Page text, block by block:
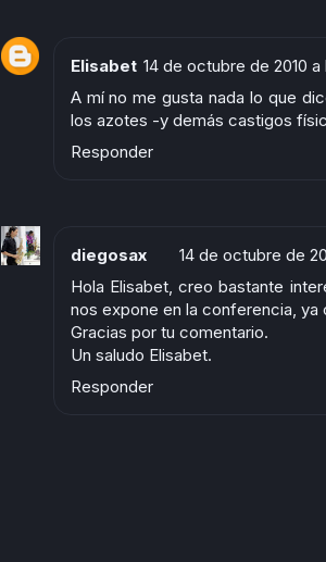
k
t
Elisabet 14 de octubre de 2010 a
A mí no me gusta nada lo que
los azotes -y demás castigos
Responder
diegosax
14 de octubre de
Hola Elisabet, creo bastante
nos expone en la conferencia, ya
Gracias por tu comentario.
Un saludo Elisabet.
Responder